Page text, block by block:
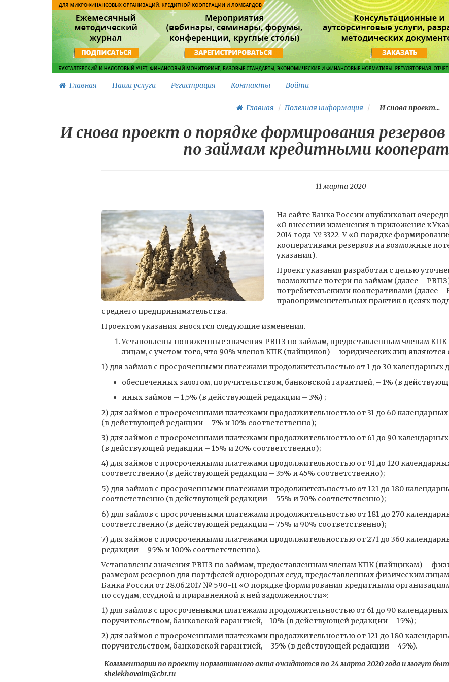
Главная Наши услуги Регистрация Контакты Войти
Главная Полезная информация - И снова проект... -
И снова проект о порядке формирования
по займам кредитными
11 марта 2020
На сайте Банка России опубликован
«О внесении изменения в приложение к
2014 года № 3322-У «О порядке
кооперативами резервов на возможные
указания).
Проект указания разработан с целью
возможные потери по займам (далее –
потребительскими кооперативами (далее –
правоприменительных практик в целях
среднего предпринимательства.
Проектом указания вносятся следующие изменения.
Установлены пониженные значения РВПЗ по займам, предоставленным членам
лицам, с учетом того, что 90% членов КПК (пайщиков) – юридических лиц
1) для займов с просроченными платежами продолжительностью от 1 до 30 календарных
обеспеченных залогом, поручительством, банковской гарантией, – 1% (в
иных займов – 1,5% (в действующей редакции – 3%) ;
2) для займов с просроченными платежами продолжительностью от 31 до 60
(в действующей редакции – 7% и 10% соответственно);
3) для займов с просроченными платежами продолжительностью от 61 до 90 календарных
(в действующей редакции – 15% и 20% соответственно);
4) для займов с просроченными платежами продолжительностью от 91 до 120
соответственно (в действующей редакции – 35% и 45% соответственно);
5) для займов с просроченными платежами продолжительностью от 121 до 180
соответственно (в действующей редакции – 55% и 70% соответственно);
6) для займов с просроченными платежами продолжительностью от 181 до 270
соответственно (в действующей редакции – 75% и 90% соответственно);
7) для займов с просроченными платежами продолжительностью от 271 до 360
редакции – 95% и 100% соответственно).
Установлены значения РВПЗ по займам, предоставленным членам КПК (пайщикам) –
размером резервов для портфелей однородных ссуд, предоставленных физическим
Банка России от 28.06.2017 № 590-П «О порядке формирования кредитными
по ссудам, ссудной и приравненной к ней задолженности»:
1) для займов с просроченными платежами продолжительностью от 61 до 90
поручительством, банковской гарантией, - 10% (в действующей редакции – 15%);
2) для займов с просроченными платежами продолжительностью от 121 до 180
поручительством, банковской гарантией, – 35% (в действующей редакции – 45%).
Комментарии по проекту нормативного акта ожидаются по 24 марта 2020 года и могут
shelekhovaim@cbr.ru